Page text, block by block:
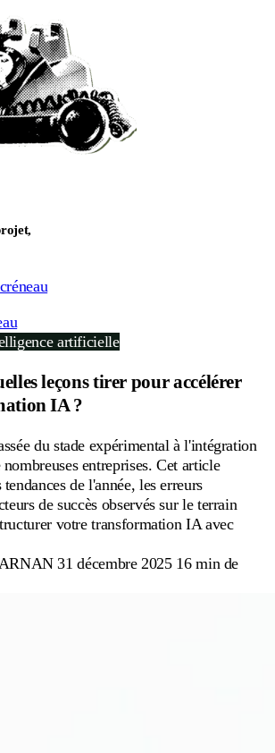
artificielle
leçons tirer pour accélérer
IA ?
du stade expérimental à l'intégration
entreprises. Cet article
de l'année, les erreurs
de succès observés sur le terrain
votre transformation IA avec
31 décembre 2025 16 min de